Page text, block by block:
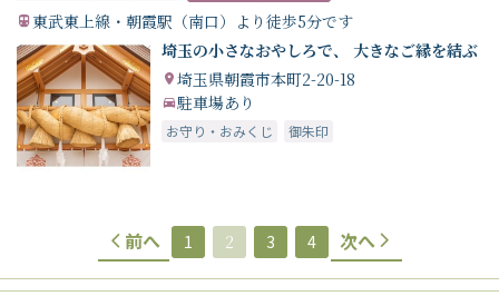
東武東上線・朝霞駅（南口）より徒歩5分です
埼玉の小さなおやしろで、 大きなご縁を結ぶ
埼玉県朝霞市本町2-20-18
駐車場あり
お守り・おみくじ 御朱印
前へ 1 2 3 4 次へ